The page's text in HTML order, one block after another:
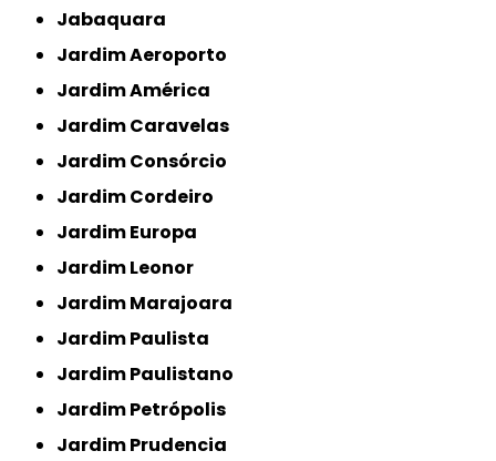
Jabaquara
Jardim Aeroporto
Jardim América
Jardim Caravelas
Jardim Consórcio
Jardim Cordeiro
Jardim Europa
Jardim Leonor
Jardim Marajoara
Jardim Paulista
Jardim Paulistano
Jardim Petrópolis
Jardim Prudencia